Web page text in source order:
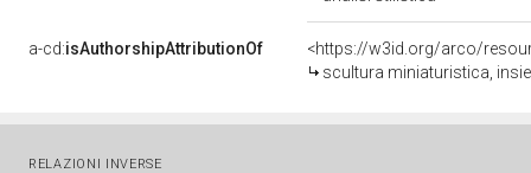
a-cd:isAuthorshipAttributionOf
<https://w3id.org/arco/
scultura miniaturistica,
RELAZIONI INVERSE